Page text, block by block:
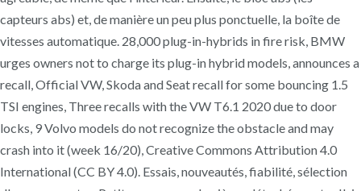
capteurs abs) et, de manière un peu plus ponctuelle, la boîte de
vitesses automatique. 28,000 plug-in-hybrids in fire risk, BMW
urges owners not to charge its plug-in hybrid models, announces a
recall, Official VW, Skoda and Seat recall for some bouncing 1.5
TSI engines, Three recalls with the VW T6.1 2020 due to door
locks, 9 Volvo models do not recognize the obstacle and may
crash into it (week 16/20), Creative Commons Attribution 4.0
International (CC BY 4.0). Essais, nouveautés, fiabilité, sélection